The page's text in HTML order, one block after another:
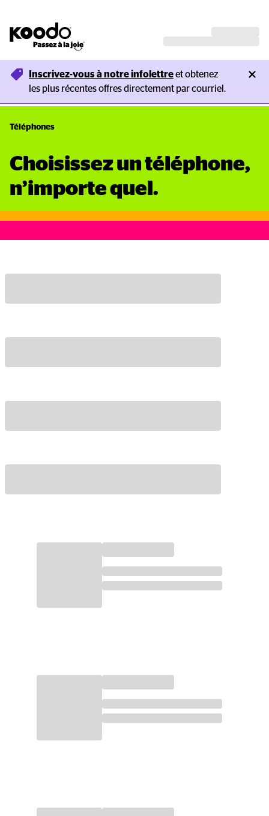
Inscrivez-vous à notre infolettre et obtenez
les plus récentes offres directement par courriel.
Téléphones
Choisissez un téléphone,
n’importe quel.